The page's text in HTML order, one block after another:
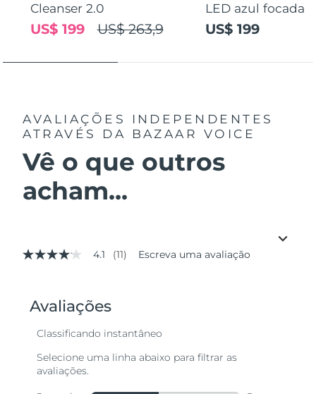
Cleanser 2.0
US$ 263,9
US$ 199
LED azul focada
US$ 199
AVALIAÇÕES INDEPENDENTES
ATRAVÉS DA BAZAAR VOICE
Vê o que outros
acham...
4.1
valor
médio
avaliação.
Reviews.
4.1 (11) Escreva uma avaliação